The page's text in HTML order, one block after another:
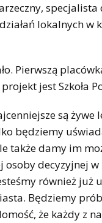
lokalnych w
Pierwszą
jest Szkoła
są żywe
będziemy
także damy im
osoby decyzyjnej w
również już
Będziemy
że każdy z